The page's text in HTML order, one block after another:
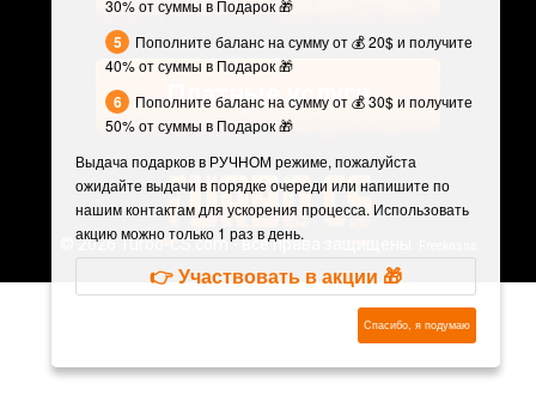
Платные услуги
©2026 Turbo-CS.com - все права защищены.
30% от суммы в Подарок 🎁
Пополните баланс на сумму от 💰 20$ и получите
40% от суммы в Подарок 🎁
Пополните баланс на сумму от 💰 30$ и получите
50% от суммы в Подарок 🎁
Выдача подарков в РУЧНОМ режиме, пожалуйста
ожидайте выдачи в порядке очереди или напишите по
нашим контактам для ускорения процесса. Использовать
акцию можно только 1 раз в день.
👉 Участвовать в акции 🎁
Спасибо, я подумаю